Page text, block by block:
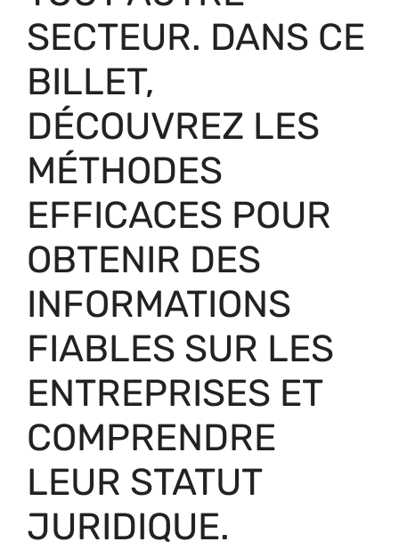
SECTEUR. DANS CE
BILLET,
DÉCOUVREZ LES
MÉTHODES
EFFICACES POUR
OBTENIR DES
INFORMATIONS
FIABLES SUR LES
ENTREPRISES ET
COMPRENDRE
LEUR STATUT
JURIDIQUE.